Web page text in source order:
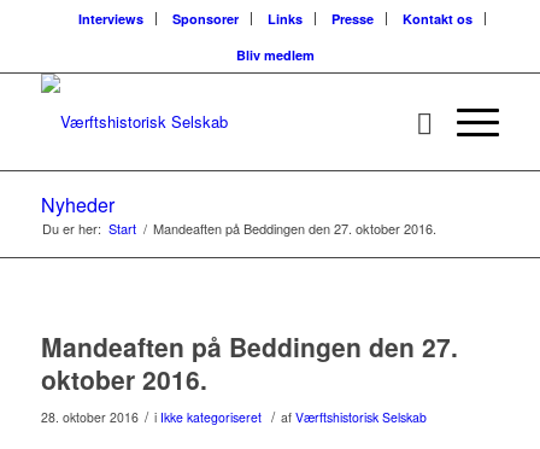
Interviews Sponsorer Links Presse
Kontakt os
Bliv medlem
Nyheder
Du er her: Start / Mandeaften på Beddingen den 27. oktober 2016.
Mandeaften på Beddingen den 27.
oktober 2016.
28. oktober 2016 / i Ikke kategoriseret / af Værftshistorisk Selskab